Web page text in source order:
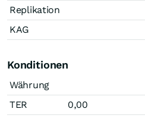
Replikation
KAG
Konditionen
Währung
TER
0,00